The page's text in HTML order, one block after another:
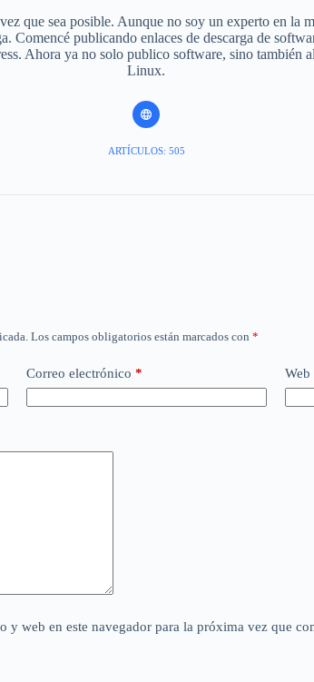
que sea posible. Aunque no soy un experto en la
Comencé publicando enlaces de descarga de
Ahora ya no solo publico software, sino también
Linux.
ARTÍCULOS: 505
Los campos obligatorios están marcados con *
Correo electrónico * Web
y web en este navegador para la próxima vez que